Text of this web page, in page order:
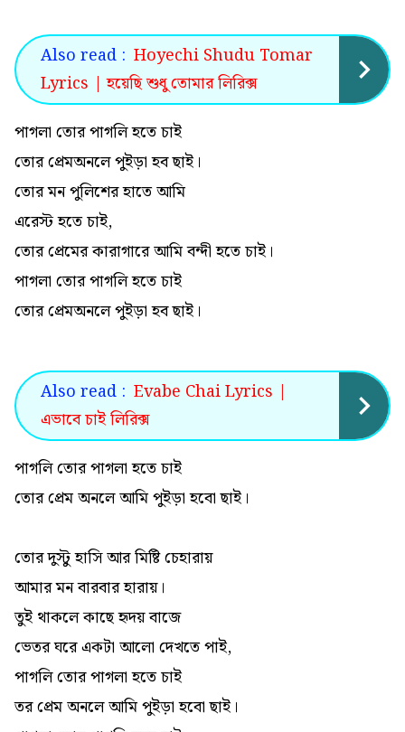
Also read : Hoyechi Shudu Tomar
Lyrics | হয়েছি শুধু তোমার লিরিক্স
পাগলা তোর পাগলি হতে চাই
তোর প্রেমঅনলে পুইড়া হব ছাই।
তোর মন পুলিশের হাতে আমি
এরেস্ট হতে চাই,
তোর প্রেমের কারাগারে আমি বন্দী হতে চাই।
পাগলা তোর পাগলি হতে চাই
তোর প্রেমঅনলে পুইড়া হব ছাই।
Also read : Evabe Chai Lyrics |
এভাবে চাই লিরিক্স
পাগলি তোর পাগলা হতে চাই
তোর প্রেম অনলে আমি পুইড়া হবো ছাই।
তোর দুস্টু হাসি আর মিষ্টি চেহারায়
আমার মন বারবার হারায়।
তুই থাকলে কাছে হৃদয় বাজে
ভেতর ঘরে একটা আলো দেখতে পাই,
পাগলি তোর পাগলা হতে চাই
তর প্রেম অনলে আমি পুইড়া হবো ছাই।